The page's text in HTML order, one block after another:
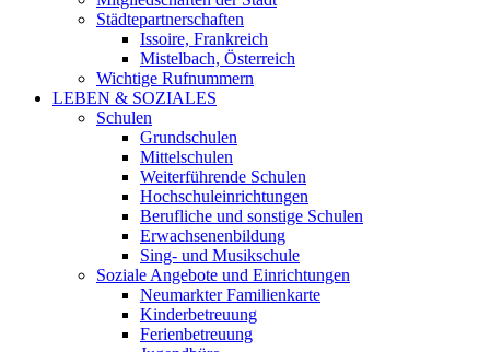
Städtepartnerschaften
Issoire, Frankreich
Mistelbach, Österreich
Wichtige Rufnummern
LEBEN & SOZIALES
Schulen
Grundschulen
Mittelschulen
Weiterführende Schulen
Hochschuleinrichtungen
Berufliche und sonstige Schulen
Erwachsenenbildung
Sing- und Musikschule
Soziale Angebote und Einrichtungen
Neumarkter Familienkarte
Kinderbetreuung
Ferienbetreuung